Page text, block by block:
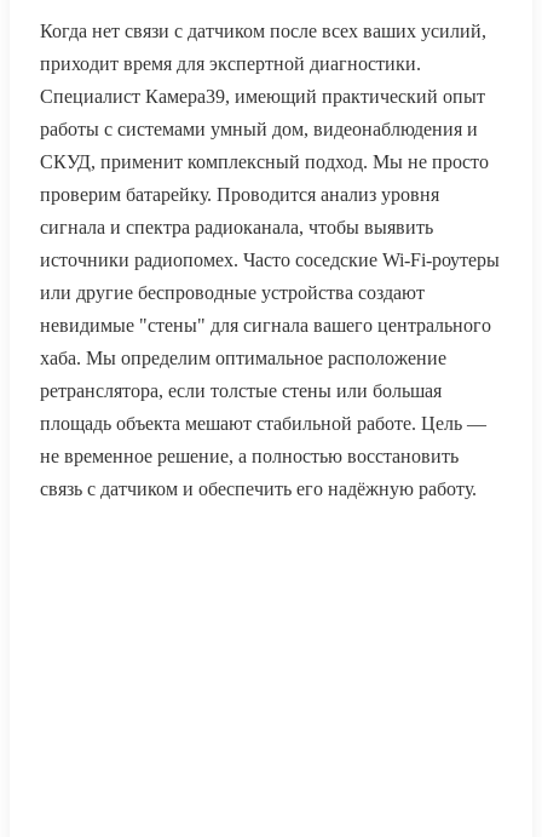
Когда нет связи с датчиком после всех ваших усилий,
приходит время для экспертной диагностики.
Специалист Камера39, имеющий практический опыт
работы с системами умный дом, видеонаблюдения и
СКУД, применит комплексный подход. Мы не просто
проверим батарейку. Проводится анализ уровня
сигнала и спектра радиоканала, чтобы выявить
источники радиопомех. Часто соседские Wi-Fi-роутеры
или другие беспроводные устройства создают
невидимые "стены" для сигнала вашего центрального
хаба. Мы определим оптимальное расположение
ретранслятора, если толстые стены или большая
площадь объекта мешают стабильной работе. Цель —
не временное решение, а полностью восстановить
связь с датчиком и обеспечить его надёжную работу.